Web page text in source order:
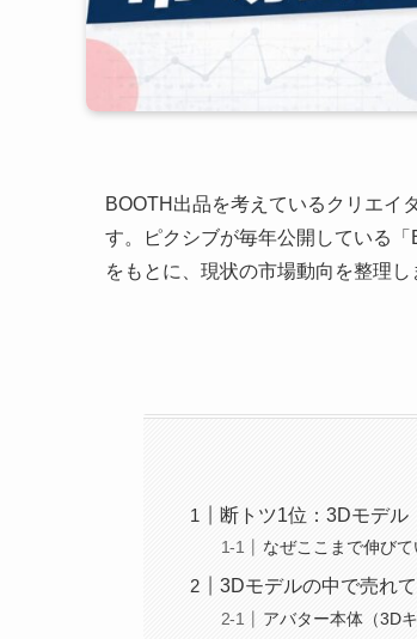
BOOTH出品を考えているクリエイ
す。ピクシブが毎年公開している
をもとに、現状の市場動向を整理し
断トツ1位：3Dモデル
なぜここまで伸び
3Dモデルの中で売れ
アバター本体（3D